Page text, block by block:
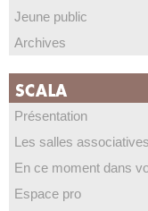
Jeune public
Archives
Présentation
Les salles
En ce moment dans
Espace pro